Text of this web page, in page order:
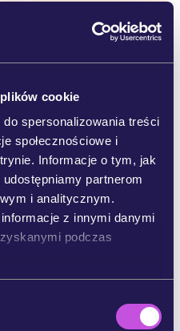
cookie
spersonalizowania treści
społecznościowe i
Informacje o tym, jak
partnerom
i analitycznym.
z innymi danymi
podczas
działalność, która
albo
nie pojawia się w
stwierdza, że
„czynów
Chodzi o działania,
i nieodwracalne lub
lub ważnych
albo degradację jakości
doc/document/PE-82-